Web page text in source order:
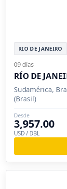
RIO DE JANEIRO
09 días
RÍO DE
Sudamérica,
(Brasil)
Desde
3,957.00
USD / DBL